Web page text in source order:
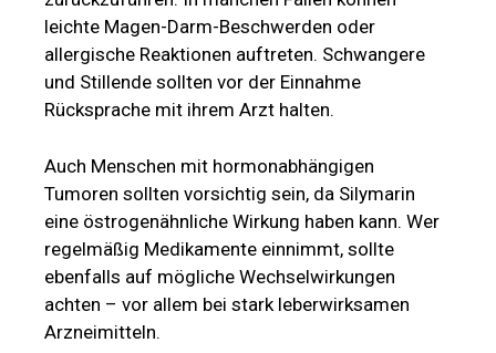
leichte Magen-Darm-Beschwerden oder
allergische Reaktionen auftreten. Schwangere
und Stillende sollten vor der Einnahme
Rücksprache mit ihrem Arzt halten.
Auch Menschen mit hormonabhängigen
Tumoren sollten vorsichtig sein, da Silymarin
eine östrogenähnliche Wirkung haben kann. Wer
regelmäßig Medikamente einnimmt, sollte
ebenfalls auf mögliche Wechselwirkungen
achten – vor allem bei stark leberwirksamen
Arzneimitteln.